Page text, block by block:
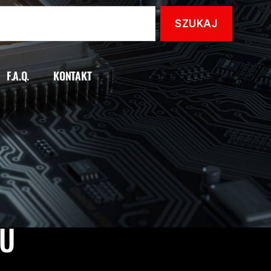
F.A.Q. KONTAKT